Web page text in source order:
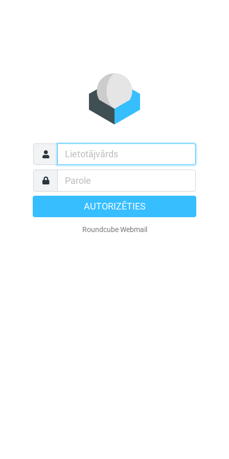
AUTORIZĒTIES
Roundcube Webmail